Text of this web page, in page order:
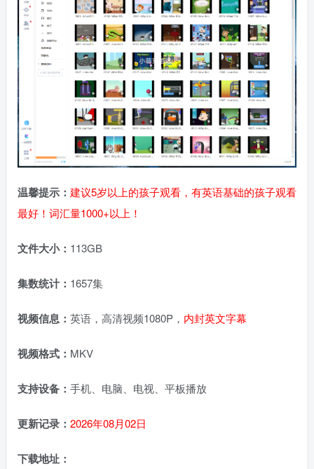
温馨提示： 建议5岁以上的孩子观看，有英语基础的孩子观看
最好！词汇量1000+以上！
文件大小： 113GB
集数统计： 1657集
视频信息： 英语，高清视频1080P， 内封英文字幕
视频格式： MKV
支持设备： 手机、电脑、电视、平板播放
更新记录： 2026年08月02日
下载地址：